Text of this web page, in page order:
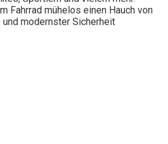
Fahrrad mühelos einen Hauch von
und modernster Sicherheit